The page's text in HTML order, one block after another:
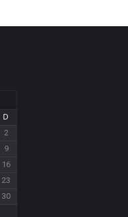
D
2
9
16
23
30